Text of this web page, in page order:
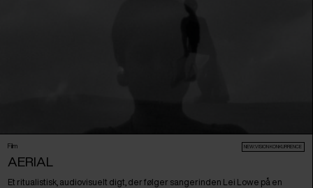
Film NEW:VISION KONKURRENCE
AERIAL
Et ritualistisk, audiovisuelt digt, der følger sangerinden Lei Lowe på en